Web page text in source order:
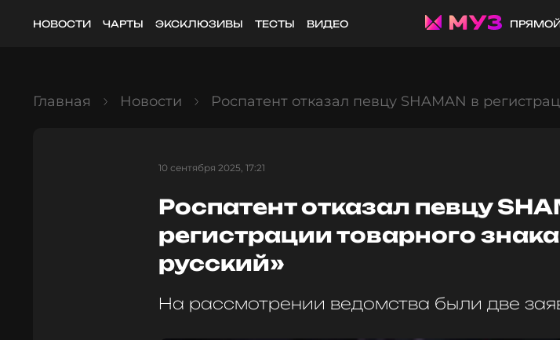
НОВОСТИ ЧАРТЫ ЭКСКЛЮЗИВЫ ТЕСТЫ ВИДЕО
Главная Новости Роспатент отказал певцу SHAMAN в
10 сентября 2025, 17:21
Роспатент отказал певцу
регистрации товарного
русский»
На рассмотрении ведомства были две